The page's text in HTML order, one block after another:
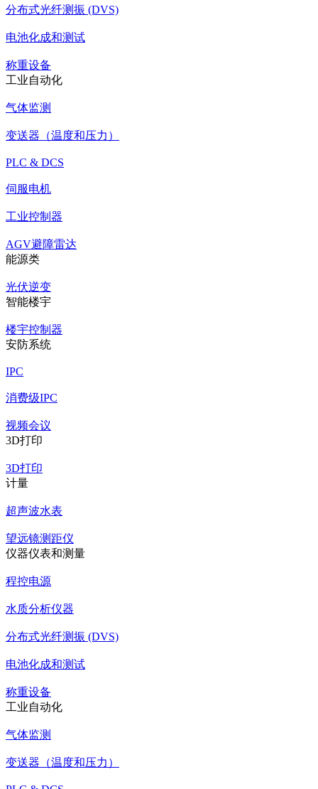
分布式光纤测振 (DVS)
电池化成和测试
称重设备
工业自动化
气体监测
变送器（温度和压力）
PLC & DCS
伺服电机
工业控制器
AGV避障雷达
能源类
光伏逆变
智能楼宇
楼宇控制器
安防系统
IPC
消费级IPC
视频会议
3D打印
3D打印
计量
超声波水表
望远镜测距仪
仪器仪表和测量
程控电源
水质分析仪器
分布式光纤测振 (DVS)
电池化成和测试
称重设备
工业自动化
气体监测
变送器（温度和压力）